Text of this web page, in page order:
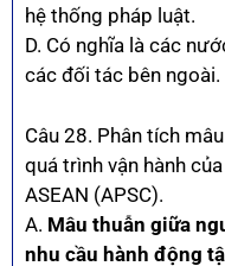
hệ thống pháp luật.
D. Có nghĩa là các
các đối tác bên ngoài.
Câu 28. Phân tích
quá trình vận hành
ASEAN (APSC).
A. Mâu thuẫn giữa
nhu cầu hành động